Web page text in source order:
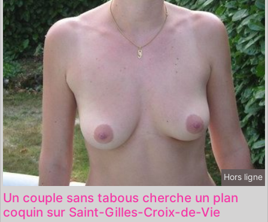
Hors ligne
Un couple sans tabous cherche un plan
coquin sur Saint-Gilles-Croix-de-Vie